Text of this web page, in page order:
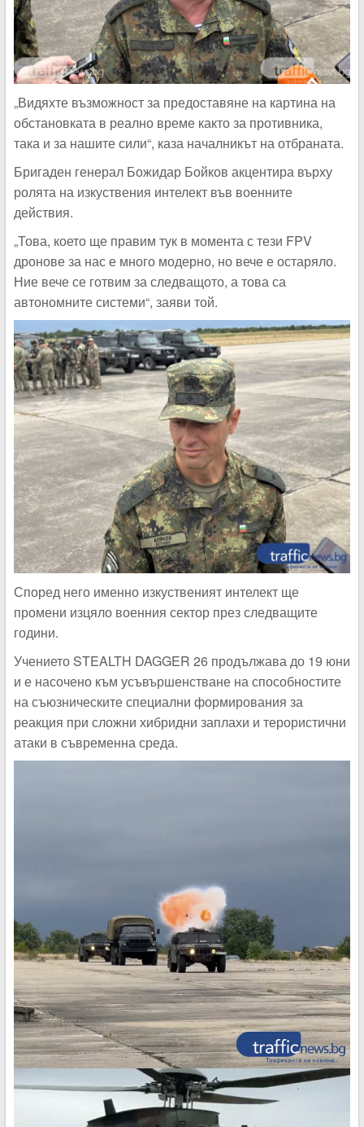
„Видяхте възможност за предоставяне на картина на
обстановката в реално време както за противника,
така и за нашите сили“, каза началникът на отбраната.
Бригаден генерал Божидар Бойков акцентира върху
ролята на изкуствения интелект във военните
действия.
„Това, което ще правим тук в момента с тези FPV
дронове за нас е много модерно, но вече е остаряло.
Ние вече се готвим за следващото, а това са
автономните системи“, заяви той.
Според него именно изкуственият интелект ще
промени изцяло военния сектор през следващите
години.
Учението STEALTH DAGGER 26 продължава до 19 юни
и е насочено към усъвършенстване на способностите
на съюзническите специални формирования за
реакция при сложни хибридни заплахи и терористични
атаки в съвременна среда.